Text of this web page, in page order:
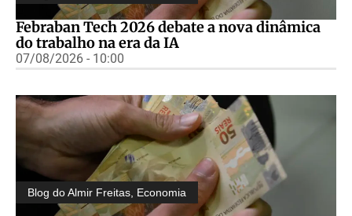
Febraban Tech 2026 debate a nova dinâmica
do trabalho na era da IA
07/08/2026 - 10:00
Blog do Almir Freitas Economia